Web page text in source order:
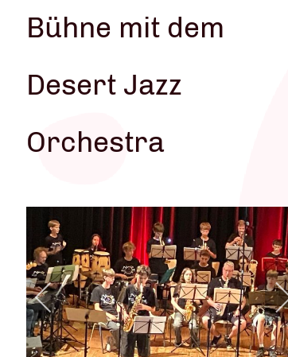
Bühne mit dem
Desert Jazz
Orchestra